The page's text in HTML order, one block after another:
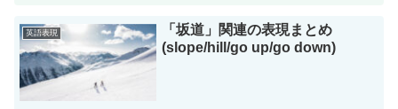
英語表現
「坂道」関連の表現まとめ
(slope/hill/go up/go down)